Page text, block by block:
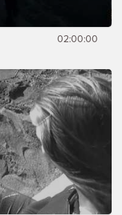
02:00:00